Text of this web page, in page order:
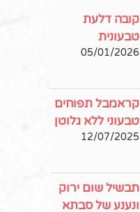
קובה דלעת
טבעונית
05/01/2026
קראמבל תפוחים
טבעוני ללא גלוטן
12/07/2025
תבשיל שום ירוק
ונענע של סבתא